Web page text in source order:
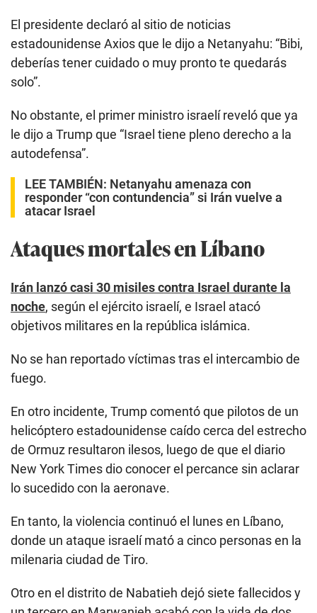
El presidente declaró al sitio de noticias
estadounidense Axios que le dijo a Netanyahu: “Bibi,
deberías tener cuidado o muy pronto te quedarás
solo”.
No obstante, el primer ministro israelí reveló que ya
le dijo a Trump que “Israel tiene pleno derecho a la
autodefensa”.
LEE TAMBIÉN: Netanyahu amenaza con
responder “con contundencia” si Irán vuelve a
atacar Israel
Ataques mortales en Líbano
Irán lanzó casi 30 misiles contra Israel durante la
noche, según el ejército israelí, e Israel atacó
objetivos militares en la república islámica.
No se han reportado víctimas tras el intercambio de
fuego.
En otro incidente, Trump comentó que pilotos de un
helicóptero estadounidense caído cerca del estrecho
de Ormuz resultaron ilesos, luego de que el diario
New York Times dio conocer el percance sin aclarar
lo sucedido con la aeronave.
En tanto, la violencia continuó el lunes en Líbano,
donde un ataque israelí mató a cinco personas en la
milenaria ciudad de Tiro.
Otro en el distrito de Nabatieh dejó siete fallecidos y